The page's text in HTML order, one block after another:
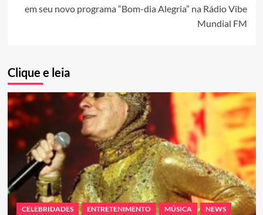
em seu novo programa “Bom-dia Alegria” na Rádio Vibe
Mundial FM
Clique e leia
CELEBRIDADES ENTRETENIMENTO MÚSICA
NEWS